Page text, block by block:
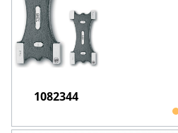
1082344